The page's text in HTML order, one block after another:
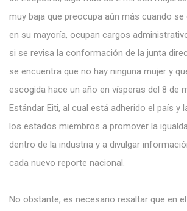
muy baja que preocupa aún más cuando se
en su mayoría, ocupan cargos
si se revisa la conformación de la junta
se encuentra que no hay ninguna mujer y
escogida hace un año en vísperas del 8 de
Estándar Eiti, al cual está adherido el país y
los estados miembros a promover la
dentro de la industria y a divulgar
cada nuevo reporte nacional.
No obstante, es necesario resaltar que en